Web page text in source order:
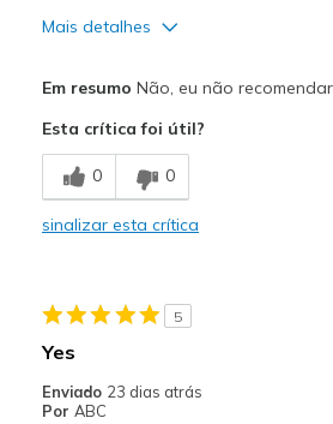
Mais detalhes
Breathe Well
Durable
Need Break In
Melhores utilizações
Casual Wear
Em resumo Não, eu não
Esta crítica foi útil?
0 0
sinalizar esta crítica
5
Yes
Enviado 23 dias atrás
Por ABC